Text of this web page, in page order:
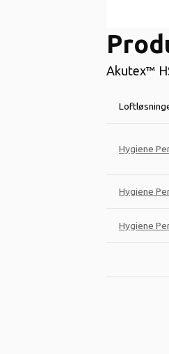
Akutex™
Hygiene
Hygiene
Hygiene